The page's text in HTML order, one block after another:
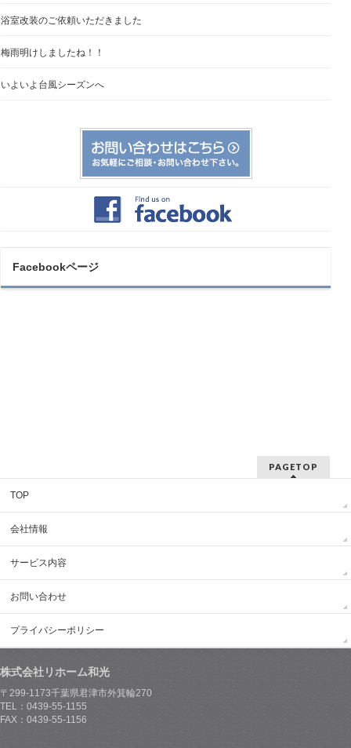
浴室改装のご依頼いただきました
梅雨明けしましたね！！
いよいよ台風シーズンへ
Facebookページ
PAGETOP
TOP
会社情報
サービス内容
お問い合わせ
プライバシーポリシー
株式会社リホーム和光
〒299-1173千葉県君津市外箕輪270
TEL：0439-55-1155
FAX：0439-55-1156